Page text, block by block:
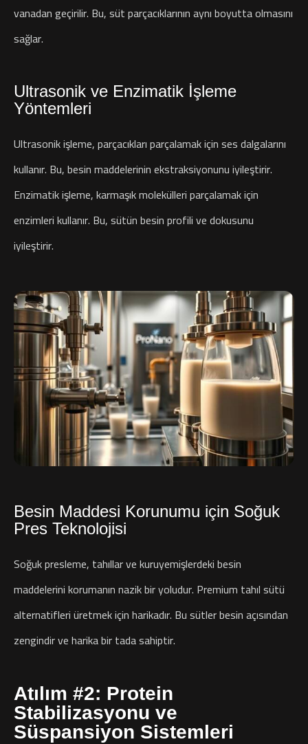
vanadan geçirilir. Bu, süt parçacıklarının aynı boyutta olmasını
sağlar.
Ultrasonik ve Enzimatik İşleme
Yöntemleri
Ultrasonik işleme, parçacıkları parçalamak için ses dalgalarını
kullanır. Bu, besin maddelerinin ekstraksiyonunu iyileştirir.
Enzimatik işleme, karmaşık molekülleri parçalamak için
enzimleri kullanır. Bu, sütün besin profili ve dokusunu
iyileştirir.
Besin Maddesi Korunumu için Soğuk
Pres Teknolojisi
Soğuk presleme, tahıllar ve kuruyemişlerdeki besin
maddelerini korumanın nazik bir yoludur. Premium tahıl sütü
alternatifleri üretmek için harikadır. Bu sütler besin açısından
zengindir ve harika bir tada sahiptir.
Atılım #2: Protein
Stabilizasyonu ve
Süspansiyon Sistemleri